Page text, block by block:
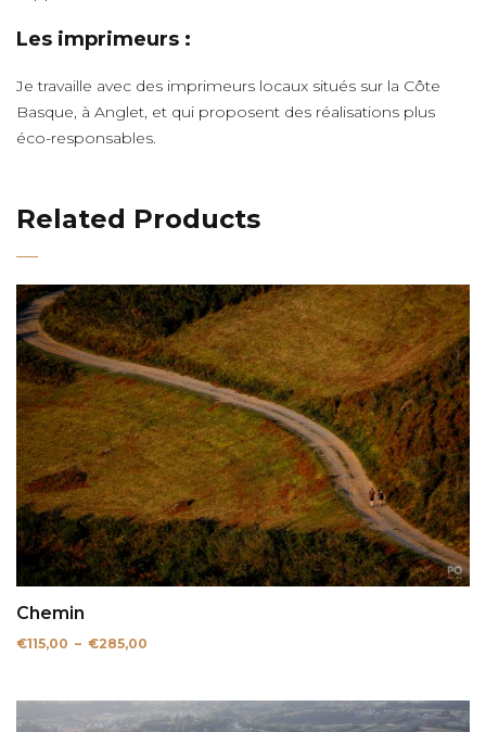
Les imprimeurs :
Je travaille avec des imprimeurs locaux situés sur la Côte
Basque, à Anglet, et qui proposent des réalisations plus
éco-responsables.
Related Products
Chemin
€115,00 – €285,00
à
€285,00